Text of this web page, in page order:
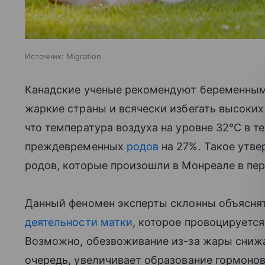
Источник: Migration
Канадские ученые рекомендуют
жаркие страны и всячески избегать
что температура воздуха на уровне 32°С в
преждевременных родов на 27%. Такое
родов, которые произошли в Монреале в
Данный феномен эксперты склонны
деятельности матки, которое
Возможно, обезвоживание из-за жары
очередь, увеличивает образование